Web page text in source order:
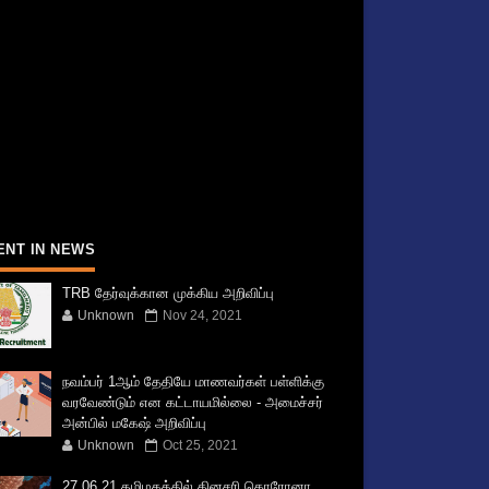
IN NEWS
TRB தேர்வுக்கான முக்கிய அறிவிப்பு
Unknown Nov 24, 2021
நவம்பர் 1ஆம் தேதியே மாணவர்கள் பள்ளிக்கு
வரவேண்டும் என கட்டாயமில்லை - அமைச்சர்
அன்பில் மகேஷ் அறிவிப்பு
Unknown Oct 25, 2021